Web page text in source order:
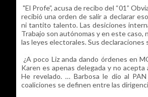
"El Profe”, acusa de recibo del “01”
recibió una orden de salir a declarar
ni tantito talento. Las desiciones
Trabajo son autónomas y en este caso,
las leyes electorales. Sus declaraciones
¿A poco Liz anda dando órdenes en
Karen es apenas delegada y no acepta
He revelado. … Barbosa le dio al
coaliciones se definen entre las